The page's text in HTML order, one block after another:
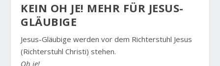
KEIN OH JE! MEHR FÜR JESUS-
GLÄUBIGE
Jesus-Gläubige werden vor dem Richterstuhl Jesus
(Richterstuhl Christi) stehen.
Oh je!